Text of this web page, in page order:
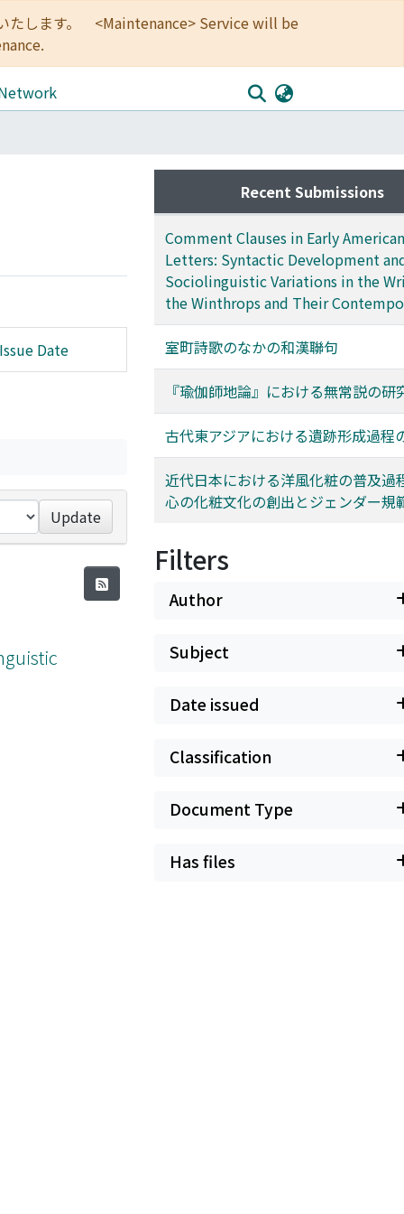
たします。 <Maintenance> Service will be
Date
Update
Recent Submissions
Comment Clauses in Early
Letters: Syntactic Development
Sociolinguistic Variations in the
the Winthrops and Their
室町詩歌のなかの和漢聯句
『瑜伽師地論』における無常説の研
古代東アジアにおける遺跡形成過程
近代日本における洋風化粧の普及過程
心の化粧文化の創出とジェンダー規範
Filters
Author
Subject
Date issued
Classification
Document Type
Has files